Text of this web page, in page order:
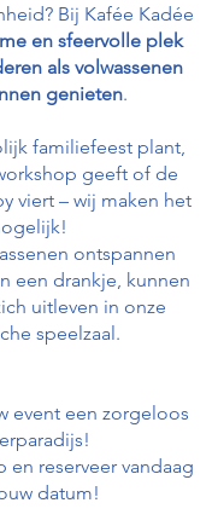
Bij Kafée Kadée
en sfeervolle plek
als volwassenen
genieten.
familiefeest plant,
geeft of de
viert – wij maken het
ontspannen
een drankje, kunnen
uitleven in onze
speelzaal.
event een zorgeloos
en reserveer vandaag
datum!